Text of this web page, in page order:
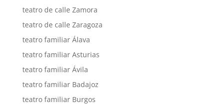
teatro de calle Zamora
teatro de calle Zaragoza
teatro familiar Álava
teatro familiar Asturias
teatro familiar Ávila
teatro familiar Badajoz
teatro familiar Burgos